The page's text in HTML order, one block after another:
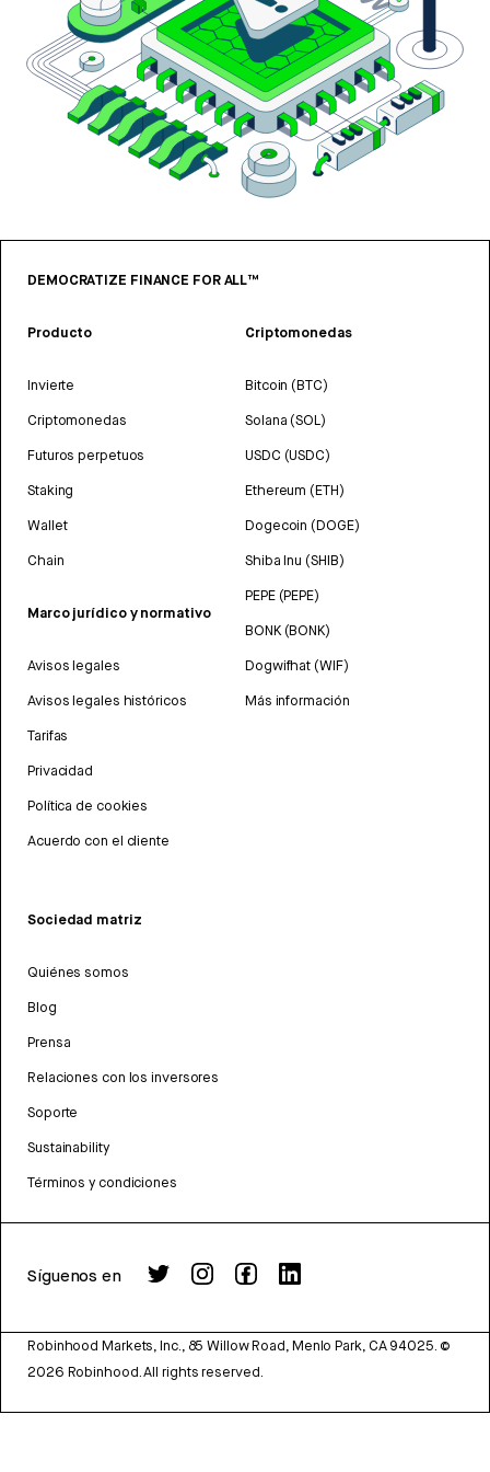
DEMOCRATIZE FINANCE FOR ALL™
Producto
Invierte
Criptomonedas
Futuros perpetuos
Staking
Wallet
Chain
Marco jurídico y normativo
Avisos legales
Avisos legales históricos
Tarifas
Privacidad
Política de cookies
Acuerdo con el cliente
Criptomonedas
Bitcoin (BTC)
Solana (SOL)
USDC (USDC)
Ethereum (ETH)
Dogecoin (DOGE)
Shiba Inu (SHIB)
PEPE (PEPE)
BONK (BONK)
Dogwifhat (WIF)
Más información
Sociedad matriz
Quiénes somos
Blog
Prensa
Relaciones con los inversores
Soporte
Sustainability
Términos y condiciones
Síguenos en
Robinhood Markets, Inc., 85 Willow Road, Menlo Park, CA 94025. ©
2026 Robinhood. All rights reserved.